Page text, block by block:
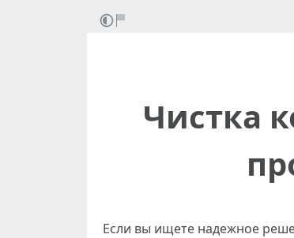
Чистка
Если вы ищете надежное